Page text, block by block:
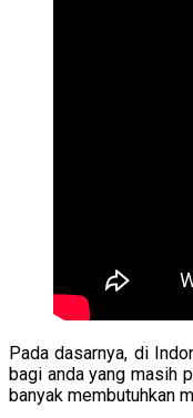
Pada dasarnya, di
bagi anda yang masih
banyak membutuhkan